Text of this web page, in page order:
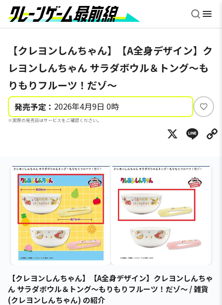
【クレヨンしんちゃん】【A全身デザイン】ク
レヨンしんちゃん サラダボウル＆トング～も
りもりフルーツ！だゾ～
発売予定： 2026年4月9日 0時
※実際の発売日はサービスをご確認ください。
い
ね
X
【クレヨンしんちゃん】【A全身デザイン】クレヨンしんちゃ
ん サラダボウル＆トング～もりもりフルーツ！だゾ～ / 雑貨
(クレヨンしんちゃん) の紹介